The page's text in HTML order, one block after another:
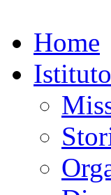
Home
Istituto